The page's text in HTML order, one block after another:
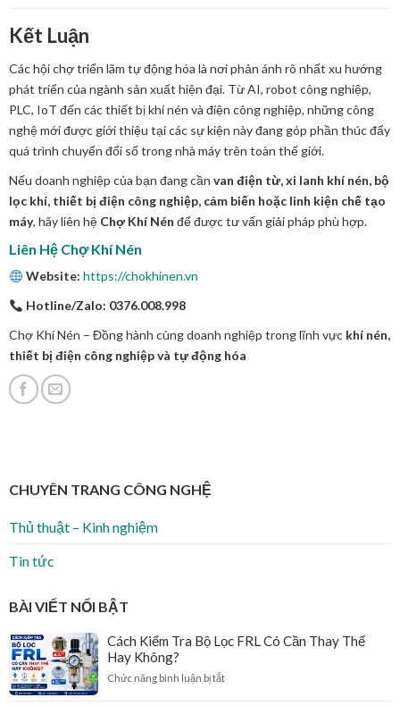
Kết Luận
Các hội chợ triển lãm tự động hóa là nơi phản ánh rõ nhất xu hướng
phát triển của ngành sản xuất hiện đại. Từ AI, robot công nghiệp,
PLC, IoT đến các thiết bị khí nén và điện công nghiệp, những công
nghệ mới được giới thiệu tại các sự kiện này đang góp phần thúc đẩy
quá trình chuyển đổi số trong nhà máy trên toàn thế giới.
Nếu doanh nghiệp của bạn đang cần van điện từ, xi lanh khí nén, bộ
lọc khí, thiết bị điện công nghiệp, cảm biến hoặc linh kiện chế tạo
máy, hãy liên hệ Chợ Khí Nén để được tư vấn giải pháp phù hợp.
Liên Hệ Chợ Khí Nén
Website: https://chokhinen.vn
Hotline/Zalo: 0376.008.998
Chợ Khí Nén – Đồng hành cùng doanh nghiệp trong lĩnh vực khí nén,
thiết bị điện công nghiệp và tự động hóa
CHUYÊN TRANG CÔNG NGHỆ
Thủ thuật – Kinh nghiệm
Tin tức
BÀI VIẾT NỔI BẬT
Cách Kiểm Tra Bộ Lọc FRL Có Cần Thay Thế
Hay Không?
Chức năng bình luận bị tắtở